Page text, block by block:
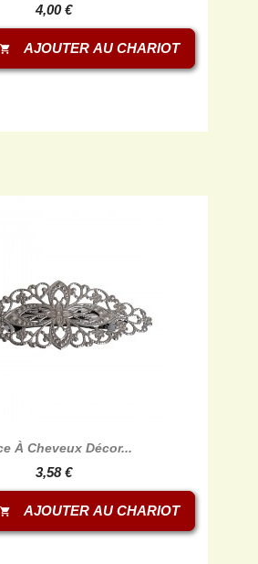
4,00 €
shopping_cart AJOUTER AU CHARIOT
À Cheveux Décor...
3,58 €
shopping_cart AJOUTER AU CHARIOT